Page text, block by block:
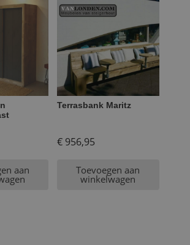
aan
Terrasbank Maritz
€956,95
Toevoegen aan
winkelwagen